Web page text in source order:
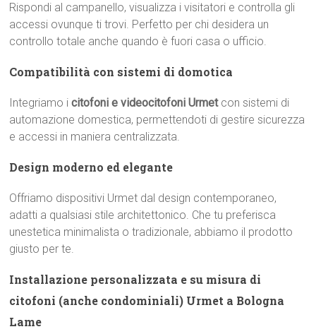
Rispondi al campanello, visualizza i visitatori e controlla gli
accessi ovunque ti trovi. Perfetto per chi desidera un
controllo totale anche quando è fuori casa o ufficio.
Compatibilità con sistemi di domotica
Integriamo icitofoni e videocitofoni Urmetcon sistemi di
automazione domestica, permettendoti di gestire sicurezza
e accessi in maniera centralizzata.
Design moderno ed elegante
Offriamo dispositivi Urmet dal design contemporaneo,
adatti a qualsiasi stile architettonico. Che tu preferisca
unestetica minimalista o tradizionale, abbiamo il prodotto
giusto per te.
Installazione personalizzata e su misura di
citofoni (anche condominiali) Urmet a Bologna
Lame